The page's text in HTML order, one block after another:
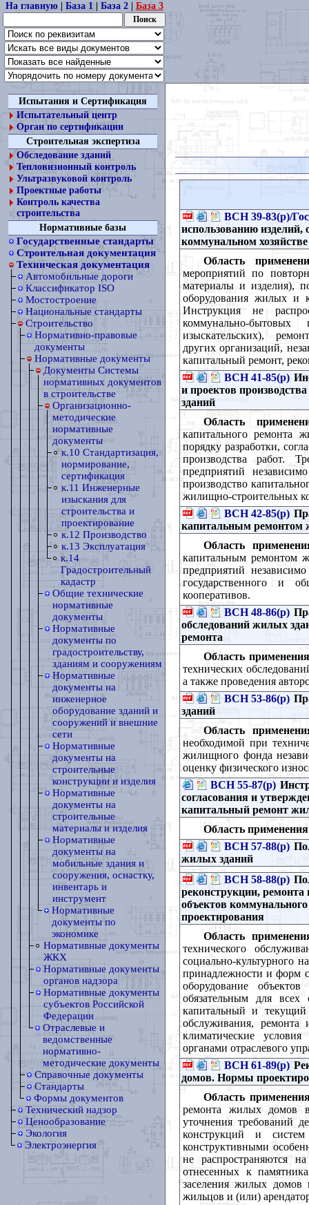
На главную| База 1| База 2| База 3
Испытания и Сертификация
Испытательный центр
Орган по сертификации
Строительная экспертиза
Обследование зданий
Тепловизионный контроль
Ультразвуковой контроль
Проектные работы
Контроль качества
строительства
Нормативные базы
Государственные стандарты
Строительная документация
Техническая документация
Автомобильные дороги
Классификатор ISO
Мостостроение
Национальные стандарты
Строительство
Нормативно-правовые
документы
Нормативные документы
Документы Системы
нормативных документов
в строительстве
Организационно-
методические
нормативные
документы
к.10 Стандартизация,
нормирование,
сертификация
к.11 Инженерные
изыскания для
строительства и
проектирование
к.12 Производство
к.13 Эксплуатация
к.14
Градостроительный
кадастр
Общие технические
нормативные
документы
Нормативные
документы по
градостроительству,
зданиям и сооружениям
Нормативные
документы на
инженерное
оборудование зданий и
сооружений и внешние
сети
Нормативные
документы на
строительные
конструкции и изделия
Нормативные
документы на
строительные
материалы и изделия
Нормативные
документы на
мобильные здания и
сооружения, оснастку,
инвентарь и
инструмент
Нормативные
документы по
экономике
Нормативные документы
ЖКХ
Нормативные документы
органов надзора
Нормативные документы
субъектов Российской
Федерации
Отраслевые и
ведомственные
нормативно-
методические документы
Справочные документы
Стандарты
Формы документов
Технический надзор
Ценообразование
Экология
Электроэнергия
ВСН 39-83(р)/
использованию
коммунальном хозяйстве
Область
мероприятий по
материалы и изделия),
оборудования жилых и
Инструкция не
коммунально-
изыскательских),
других организаций,
капитальный ремонт,
ВСН 41-85(р)
и проектов
зданий
Область
капитального ремонта
порядку разработки,
производства работ.
предприятий
производство
жилищно-строительных
ВСН 42-85(р)
капитальным ремонтом
Область
капитальным ремонтом
предприятий
государственного и
кооперативов.
ВСН 48-86(р)
обследований жилых
ремонта
Область
технических
а также проведения
ВСН 53-86(р)
зданий
Область
необходимой при
жилищного фонда
оценку физического
ВСН 55-87(р)
согласования и
капитальный ремонт
Область
ВСН 57-88(р)
жилых зданий
ВСН 58-88(р)
реконструкции, ремонта
объектов
проектирования
Область
технического
социально-культурного
принадлежности и форм
оборудование
обязательным для
капитальный и текущий
обслуживания,
климатические
органами отраслевого
ВСН 61-89(р)
домов. Нормы
Область
ремонта жилых домов
уточнения требований
конструкций и систем
конструктивными
не распространяются
отнесенных к
заселения жилых домов
жильцов и (или)